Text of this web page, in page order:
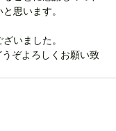
思います。
いました。
うぞよろしくお願い致